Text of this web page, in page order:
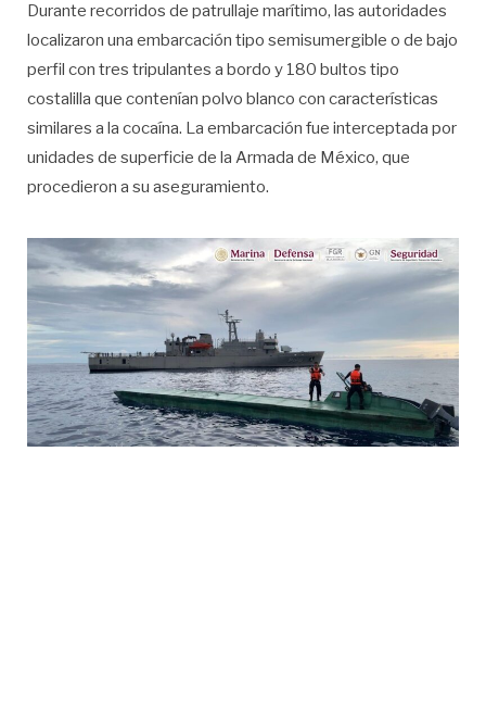
Durante recorridos de patrullaje marítimo, las autoridades
localizaron una embarcación tipo semisumergible o de bajo
perfil con tres tripulantes a bordo y 180 bultos tipo
costalilla que contenían polvo blanco con características
similares a la cocaína. La embarcación fue interceptada por
unidades de superficie de la Armada de México, que
procedieron a su aseguramiento.